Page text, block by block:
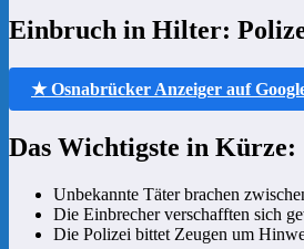
Einbruch in Hilter:
★ Osnabrücker Anzeiger auf
Das Wichtigste in Kürze:
Unbekannte Täter brachen
Die Einbrecher verschafften sich
Die Polizei bittet Zeugen um